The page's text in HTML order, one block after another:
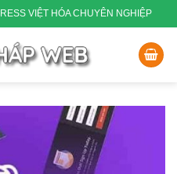
VIỆT HÓA CHUYÊN NGHIỆP